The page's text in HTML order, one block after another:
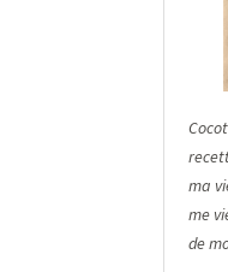
ma
me
de